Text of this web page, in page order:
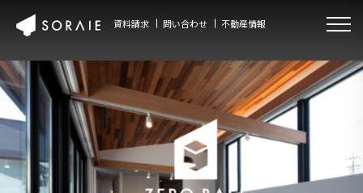
資料請求 問い合わせ 不動産情報